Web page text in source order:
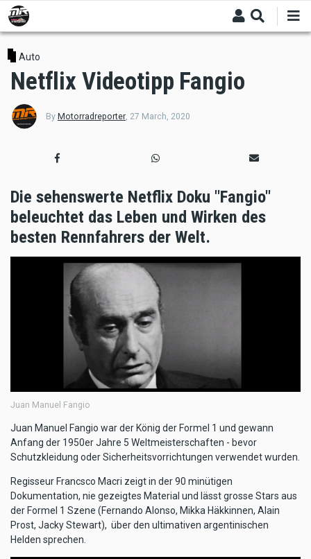
Skip
to
main
content
Auto
Netflix Videotipp Fangio
By Motorradreporter, 27 March, 2020
Die sehenswerte Netflix Doku "Fangio"
beleuchtet das Leben und Wirken des
besten Rennfahrers der Welt.
Juan Manuel Fangio
Juan Manuel Fangio war der König der Formel 1 und gewann
Anfang der 1950er Jahre 5 Weltmeisterschaften - bevor
Schutzkleidung oder Sicherheitsvorrichtungen verwendet wurden.
Regisseur Francsco Macri zeigt in der 90 minütigen
Dokumentation, nie gezeigtes Material und lässt grosse Stars aus
der Formel 1 Szene (Fernando Alonso, Mikka Häkkinnen, Alain
Prost, Jacky Stewart), über den ultimativen argentinischen
Helden sprechen.